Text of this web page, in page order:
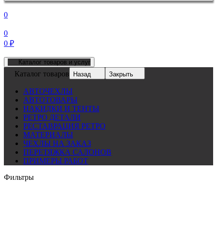
0
0
0 ₽
Каталог товаров и услуг
Каталог товаров Назад Закрыть
АВТОЧЕХЛЫ
АВТОТОВАРЫ
НАКИДКИ И ТЕНТЫ
РЕТРО ДЕТАЛИ
РЕСТАВРАЦИЯ РЕТРО
МАТЕРИАЛЫ
ЧЕХЛЫ НА ЗАКАЗ
ПЕРЕТЯЖКА САЛОНОВ
ПРИМЕРЫ РАБОТ
Фильтры